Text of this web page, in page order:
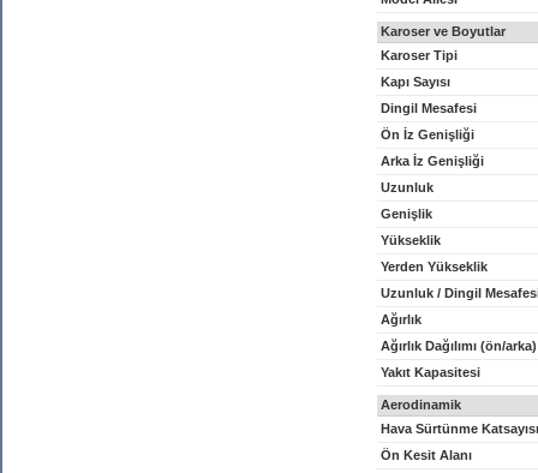
Karoser ve Boyutlar
Karoser Tipi
Kapı Sayısı
Dingil Mesafesi
Ön İz Genişliği
Arka İz Genişliği
Uzunluk
Genişlik
Yükseklik
Yerden Yükseklik
Uzunluk / Dingil
Ağırlık
Ağırlık Dağılımı (ön/arka)
Yakıt Kapasitesi
Aerodinamik
Hava Sürtünme Katsayısı
Ön Kesit Alanı